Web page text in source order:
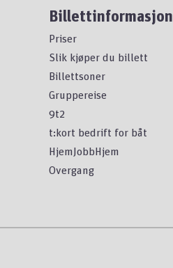
Billettinformasjon
Priser
Slik kjøper du billett
Billettsoner
Gruppereise
9t2
t:kort bedrift for båt
HjemJobbHjem
Overgang